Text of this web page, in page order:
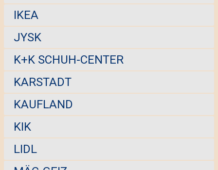
IKEA
JYSK
K+K SCHUH-CENTER
KARSTADT
KAUFLAND
KIK
LIDL